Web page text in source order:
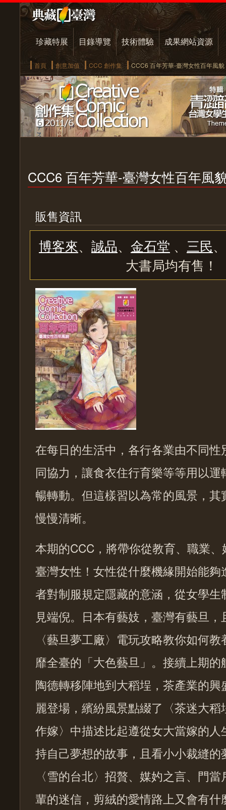
珍藏特展 目錄導覽 技術體驗 成果網站資源
首頁 創意加值 CCC 創作集 CCC6 百年芳華-臺灣女性百年風貌
CCC6 百年芳華-臺灣女性百年風
販售資訊
博客來、 誠品、 金石堂 、 三民
大書局均有售！
在每日的生活中，各行各業由不同性
同協力，讓食衣住行育樂等等用以
暢轉動。但這樣習以為常的風景，其
慢慢清晰。
本期的CCC，將帶你從教育、職業
臺灣女性！女性從什麼機緣開始能夠
者對制服規定隱藏的意涵，從女學生
見端倪。日本有藝妓，臺灣有藝旦
〈藝旦夢工廠〉電玩攻略教你如何
靡全臺的「大色藝旦」。接續上期
陶德轉移陣地到大稻埕，茶產業的興
麗登場，繽紛風景點綴了〈茶迷大
作嫁〉中描述比起遵從女大當嫁的人
持自己夢想的故事，且看小小裁縫的
〈雪的台北〉招贅、媒妁之言、門
輩的迷信，剪絨的愛情路上又會有什